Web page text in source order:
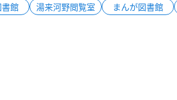
館 湯来河野閲覧室 まんが図書館